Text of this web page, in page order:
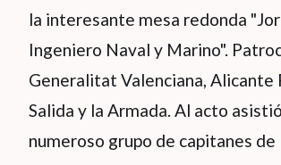
la interesante mesa redonda
Ingeniero Naval y Marino".
Generalitat Valenciana, Alicante
Salida y la Armada. Al acto
numeroso grupo de capitanes de